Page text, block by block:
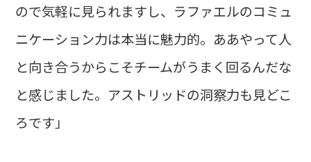
ので気軽に見られますし、ラファエルのコミュ
ニケーション力は本当に魅力的。ああやって人
と向き合うからこそチームがうまく回るんだな
と感じました。アストリッドの洞察力も見どこ
ろです」